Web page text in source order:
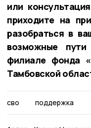
или
приходите на
разобраться в
возможные
филиале фонда
Тамбовской
сво поддержка